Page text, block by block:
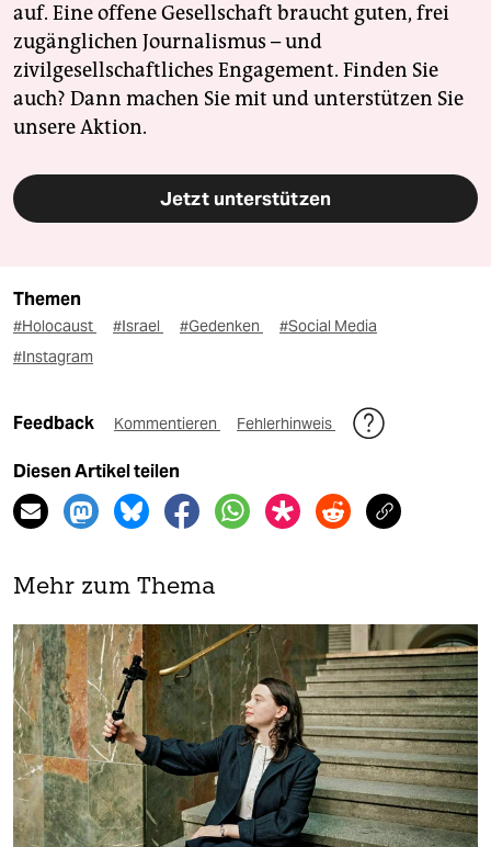
auf. Eine offene Gesellschaft braucht guten, frei
zugänglichen Journalismus – und
zivilgesellschaftliches Engagement. Finden Sie
auch? Dann machen Sie mit und unterstützen Sie
unsere Aktion.
Jetzt unterstützen
Themen
#Holocaust #Israel #Gedenken
#Social Media
#Instagram
Feedback Kommentieren Fehlerhinweis
Diesen Artikel teilen
Mehr zum Thema